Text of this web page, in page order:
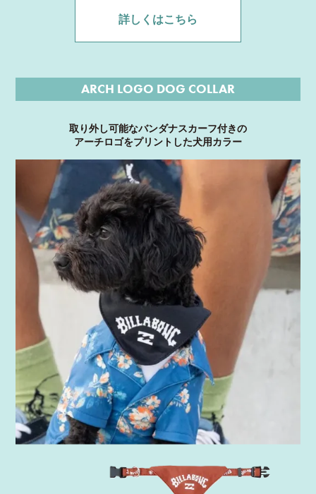
詳しくはこちら
ARCH LOGO DOG COLLAR
取り外し可能なバンダナスカーフ付きの
アーチロゴをプリントした犬用カラー